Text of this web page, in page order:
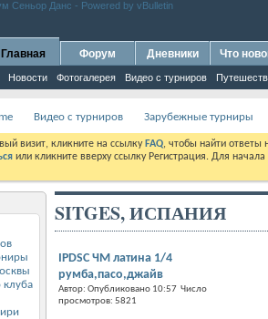
Главная
Новости Фотогалерея Видео с турниров
Форум Дневники Что
Видео с турниров Зарубежные турниры
визит, кликните на ссылку FAQ, чтобы найти
или кликните вверху ссылку Регистрация. Для
клуба
SITGES, ИСПАНИЯ
IPDSC ЧМ латина 1/4
румба,пасо,джайв
Автор: Опубликовано 10:57 Число
просмотров: 5821